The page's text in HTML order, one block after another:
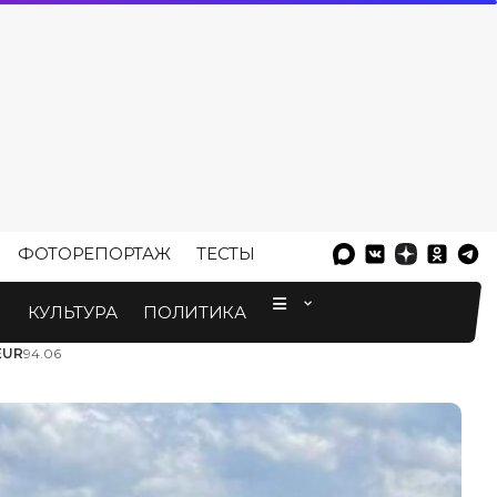
ФОТОРЕПОРТАЖ ТЕСТЫ
КУЛЬТУРА ПОЛИТИКА
94.06